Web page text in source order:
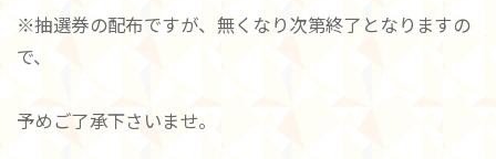
※抽選券の配布ですが、無くなり次第終了となりますの
で、
予めご了承下さいませ。